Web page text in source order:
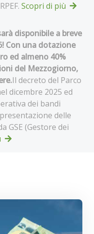
Scopri di più
disponibile a breve
Con una dotazione
ed almeno 40%
del Mezzogiorno,
Il decreto del Parco
dicembre 2025 ed
dei bandi
delle
GSE (Gestore dei